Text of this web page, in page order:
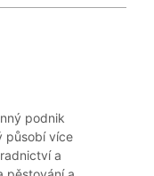
podnik
působí více
a